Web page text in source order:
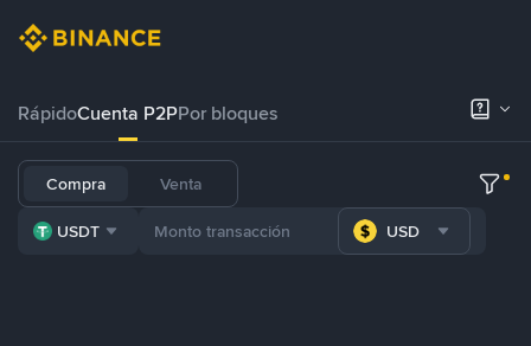
RápidoCuenta P2PPor bloques
Compra Venta
USDT USD